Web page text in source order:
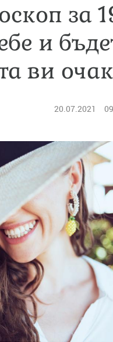
за
и
ви
20.07.2021